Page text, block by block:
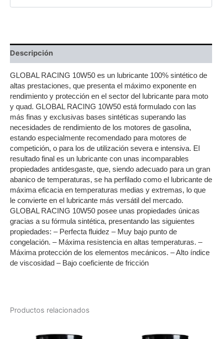
Descripción
GLOBAL RACING 10W50 es un lubricante 100% sintético de
altas prestaciones, que presenta el máximo exponente en
rendimiento y protección en el sector del lubricante para moto
y quad. GLOBAL RACING 10W50 está formulado con las
más finas y exclusivas bases sintéticas superando las
necesidades de rendimiento de los motores de gasolina,
estando especialmente recomendado para motores de
competición, o para los de utilización severa e intensiva. El
resultado final es un lubricante con unas incomparables
propiedades antidesgaste, que, siendo adecuado para un gran
abanico de temperaturas, se ha perfilado como el lubricante de
máxima eficacia en temperaturas medias y extremas, lo que
le convierte en el lubricante más versátil del mercado.
GLOBAL RACING 10W50 posee unas propiedades únicas
gracias a su fórmula sintética, presentando las siguientes
propiedades: – Perfecta fluidez – Muy bajo punto de
congelación. – Máxima resistencia en altas temperaturas. –
Máxima protección de los elementos mecánicos. – Alto índice
de viscosidad – Bajo coeficiente de fricción
Productos relacionados